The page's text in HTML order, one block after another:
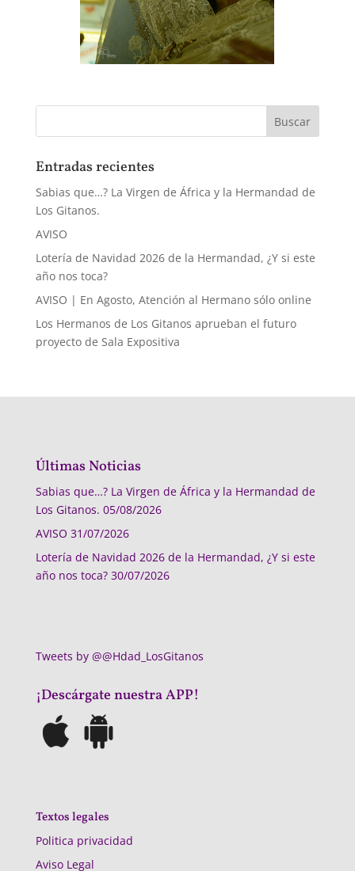
Entradas recientes
Sabias que…? La Virgen de África y la Hermandad de
Los Gitanos.
AVISO
Lotería de Navidad 2026 de la Hermandad, ¿Y si este
año nos toca?
AVISO | En Agosto, Atención al Hermano sólo online
Los Hermanos de Los Gitanos aprueban el futuro
proyecto de Sala Expositiva
Últimas Noticias
Sabias que…? La Virgen de África y la Hermandad de
Los Gitanos. 05/08/2026
AVISO 31/07/2026
Lotería de Navidad 2026 de la Hermandad, ¿Y si este
año nos toca? 30/07/2026
Tweets by @@Hdad_LosGitanos
¡Descárgate nuestra APP!
Textos legales
Politica privacidad
Aviso Legal